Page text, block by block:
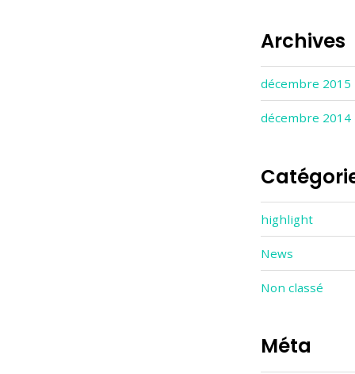
Archives
décembre 2015
décembre 2014
highlight
News
Non classé
Méta